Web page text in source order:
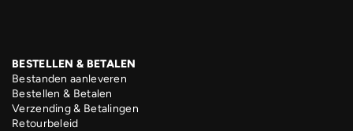
BESTELLEN & BETALEN
Bestanden aanleveren
Bestellen & Betalen
Verzending & Betalingen
Retourbeleid